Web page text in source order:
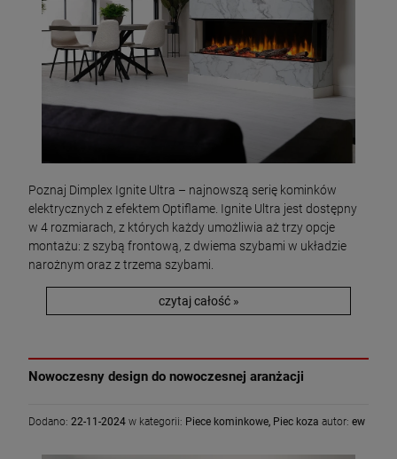
Poznaj Dimplex Ignite Ultra – najnowszą serię kominków
elektrycznych z efektem Optiflame. Ignite Ultra jest dostępny
w 4 rozmiarach, z których każdy umożliwia aż trzy opcje
montażu: z szybą frontową, z dwiema szybami w układzie
narożnym oraz z trzema szybami.
czytaj całość »
Nowoczesny design do nowoczesnej aranżacji
Dodano: 22-11-2024 w kategorii: Piece kominkowe, Piec koza autor: ew